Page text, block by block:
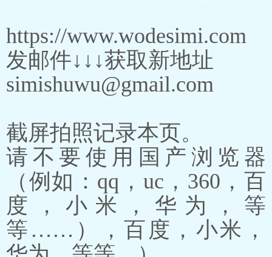
https://www.wodesimi.com
发邮件↓↓↓获取新地址
simishuwu@gmail.com
截屏拍照记录本页。
请不要使用国产浏览器
（例如：qq，uc，360，百
度，小米，华为，等
等……），百度，小米，